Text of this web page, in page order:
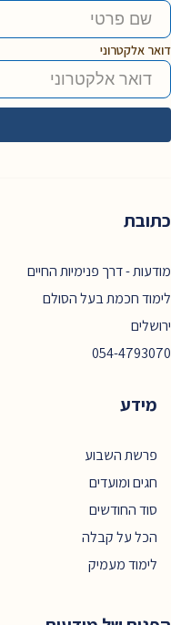
דואר אלקטרוני
כתובת
מודעות - דרך פנימיות החיים
לימוד חכמת בעל הסולם
ירושלים
054-4793070
מידע
פרשת השבוע
חגים ומועדים
סוד החודשים
הכל על קבלה
לימוד מעמיק